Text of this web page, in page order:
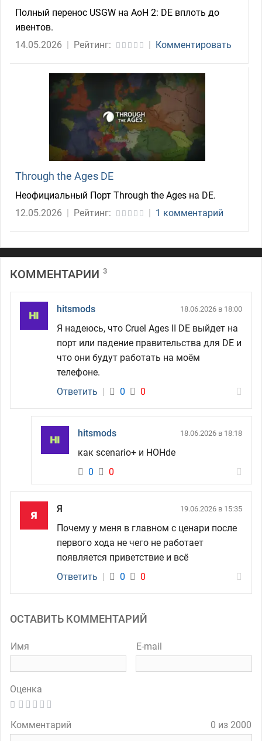
Полный перенос USGW на AoH 2: DE вплоть до
ивентов.
14.05.2026 | Рейтинг: | Комментировать
Through the Ages DE
Неофициальный Порт Through the Ages на DE.
12.05.2026 | Рейтинг: | 1 комментарий
КОММЕНТАРИИ 3
hitsmods 18.06.2026 в 18:00
Я надеюсь, что Cruel Ages II DE выйдет на
порт или падение правительства для DE и
что они будут работать на моём
телефоне.
Ответить | 0 0
hitsmods 18.06.2026 в 18:18
как scenario+ и HOHde
0
0
Я 19.06.2026 в 15:35
Почему у меня в главном с ценари после
первого хода не чего не работает
появляется приветствие и всё
Ответить | 0 0
ОСТАВИТЬ КОММЕНТАРИЙ
Имя E-mail
Оценка
Комментарий 0 из 2000